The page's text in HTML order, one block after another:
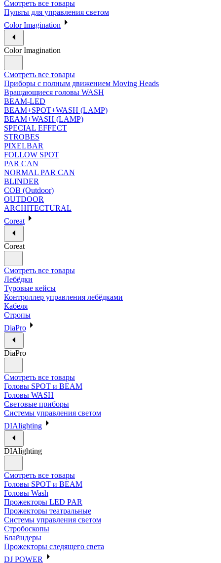
Смотреть все товары
Пульты для управления светом
Color Imagination
Color Imagination
Смотреть все товары
Приборы с полным движением Moving Heads
Вращающиеся головы WASH
BEAM-LED
BEAM+SPOT+WASH (LAMP)
BEAM+WASH (LAMP)
SPECIAL EFFECT
STROBES
PIXELBAR
FOLLOW SPOT
PAR CAN
NORMAL PAR CAN
BLINDER
COB (Outdoor)
OUTDOOR
ARCHITECTURAL
Coreat
Coreat
Смотреть все товары
Лебёдки
Туровые кейсы
Контроллер управления лебёдками
Кабеля
Стропы
DiaPro
DiaPro
Смотреть все товары
Головы SPOT и BEAM
Головы WASH
Световые приборы
Системы управления светом
DIAlighting
DIAlighting
Смотреть все товары
Головы SPOT и BEAM
Головы Wash
Прожекторы LED PAR
Прожекторы театральные
Системы управления светом
Стробоскопы
Блайндеры
Прожекторы следящего света
DJ POWER